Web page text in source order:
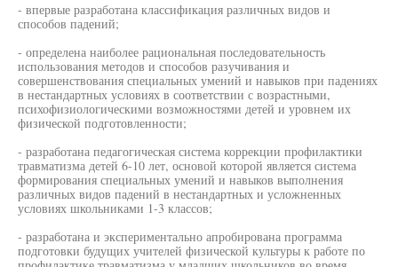
- впервые разработана классификация различных видов и
способов падений;
- определена наиболее рациональная последовательность
использования методов и способов разучивания и
совершенствования специальных умений и навыков при падениях
в нестандартных условиях в соответствии с возрастными,
психофизиологическими возможностями детей и уровнем их
физической подготовленности;
- разработана педагогическая система коррекции профилактики
травматизма детей 6-10 лет, основой которой является система
формирования специальных умений и навыков выполнения
различных видов падений в нестандартных и усложненных
условиях школьниками 1-3 классов;
- разработана и экспериментально апробирована программа
подготовки будущих учителей физической культуры к работе по